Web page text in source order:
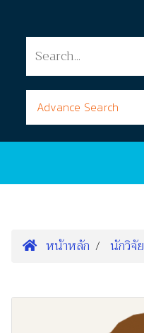
Advance Search
หน้าหลัก นักวิจัย